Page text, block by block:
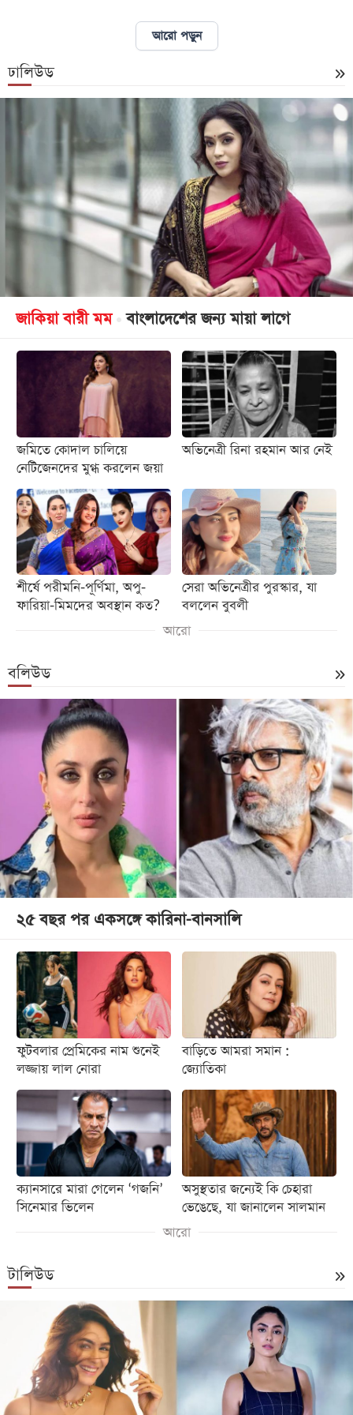
পত্রিকা
পেপার
আরো পড়ুন
ঢালিউড
জাকিয়া বারী মম বাংলাদেশের জন্য মায়া লাগে
জমিতে কোদাল চালিয়ে
নেটিজেনদের মুগ্ধ করলেন জয়া
অভিনেত্রী রিনা রহমান আর নেই
শীর্ষে পরীমনি-পূর্ণিমা, অপু-
ফারিয়া-মিমদের অবস্থান কত?
সেরা অভিনেত্রীর পুরস্কার, যা
বললেন বুবলী
আরো
বলিউড
২৫ বছর পর একসঙ্গে কারিনা-বানসালি
ফুটবলার প্রেমিকের নাম শুনেই
লজ্জায় লাল নোরা
বাড়িতে আমরা সমান :
জ্যোতিকা
ক্যানসারে মারা গেলেন ‘গজনি’
সিনেমার ভিলেন
অসুস্থতার জন্যেই কি চেহারা
ভেঙেছে, যা জানালেন সালমান
আরো
টালিউড